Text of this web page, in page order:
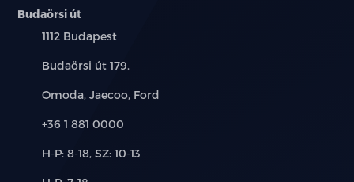
Budaörsi út
Település:
1112 Budapest
Cím:
Budaörsi út 179.
Márkák:
Omoda, Jaecoo, Ford
Telefon:
+36 1 881 0000
Új-
H-P: 8-18, SZ: 10-13